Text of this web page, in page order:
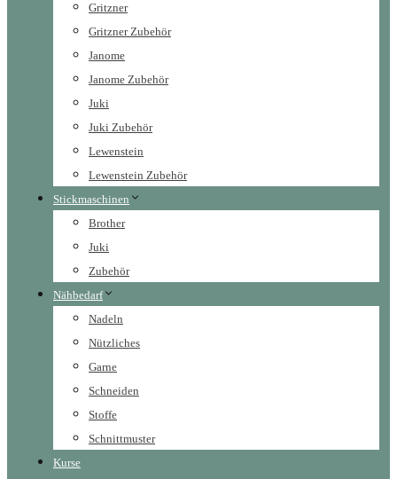
Gritzner
Gritzner Zubehör
Janome
Janome Zubehör
Juki
Juki Zubehör
Lewenstein
Lewenstein Zubehör
Stickmaschinen
Brother
Juki
Zubehör
Nähbedarf
Nadeln
Nützliches
Garne
Schneiden
Stoffe
Schnittmuster
Kurse